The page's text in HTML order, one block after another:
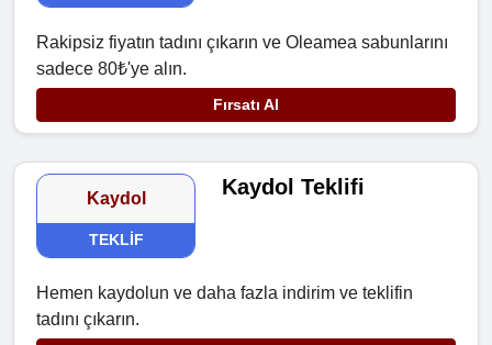
Rakipsiz fiyatın tadını çıkarın ve Oleamea sabunlarını
sadece 80₺'ye alın.
Fırsatı Al
Kaydol
TEKLIF
Kaydol Teklifi
Hemen kaydolun ve daha fazla indirim ve teklifin
tadını çıkarın.